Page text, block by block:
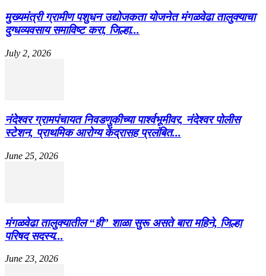
मुख्यमंत्री ग्रामीण पशुधन उद्योजकता योजनेत मंगळवेढा तालुक्याचा
दुग्धव्यवसाय समाविष्ट करा, जिल्हा...
July 2, 2026
नंदेश्वर ग्रामपंचायत निवडणुकीच्या पार्श्वभूमीवर, नंदेश्वर पोलीस
स्टेशन, प्राथमिक आरोग्य केंद्रासह प्रलंबित...
June 25, 2026
मंगळवेढा तालुक्यातील “ही” शाळा सुरू असते बारा महिने, जिल्हा
परिषद सदस्य...
June 23, 2026